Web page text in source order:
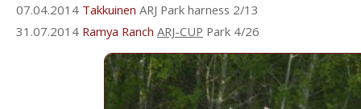
07.04.2014 Takkuinen ARJ Park harness 2/13
31.07.2014 Ramya Ranch ARJ-CUP Park 4/26